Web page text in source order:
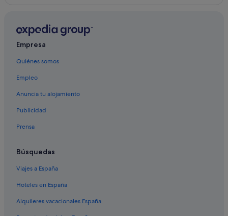
Hoteles cerca de Tienda de muebles artesanales
Windsor Chairmakers
Empresa
Quiénes somos
Empleo
Anuncia tu alojamiento
Publicidad
Prensa
Búsquedas
Viajes a España
Hoteles en España
Alquileres vacacionales España